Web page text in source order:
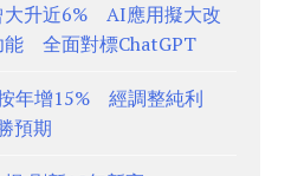
大升近6% AI應用擬大改
能 全面對標ChatGPT
年增15% 經調整純利
預期